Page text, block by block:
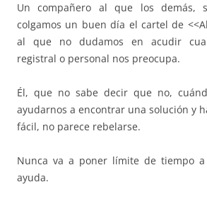
Un compañero al que los demás,
colgamos un buen día el cartel de
al que no dudamos en acudir
registral o personal nos preocupa.
Él, que no sabe decir que no,
ayudarnos a encontrar una solución y
fácil, no parece rebelarse.
Nunca va a poner límite de tiempo
ayuda.